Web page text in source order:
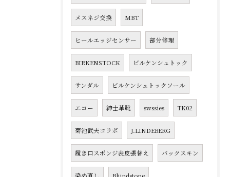
メスネジ交換 MBT
ヒールエッジセンサー 部分修理
BIRKENSTOCK ビルケンシュトック
サンダル ビルケンシュトックソール
エコー 紳士革靴 swssies TK02
菊池武夫コラボ J.LINDEBERG
履き口スポンジ表皮張替え バックスキン